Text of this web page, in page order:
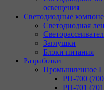
освещения
Светодиодные
Светодиодная
Заглушки
Блоки питания
Разработки
Промышленное
РП-700
РП-701